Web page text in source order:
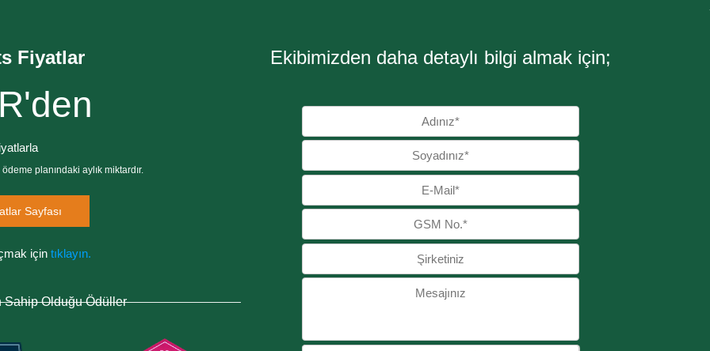
Fiyatlar
planındaki aylık miktardır.
Sayfası
içintıklayın.
Sahip Olduğu Ödüller
Ekibimizden daha detaylı bilgi ​almak için;